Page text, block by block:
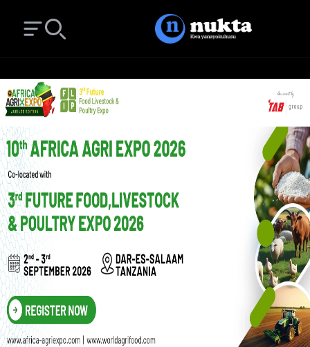
Open main menu